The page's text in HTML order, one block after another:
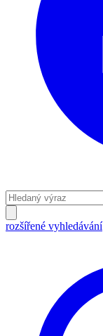
rozšířené vyhledávání